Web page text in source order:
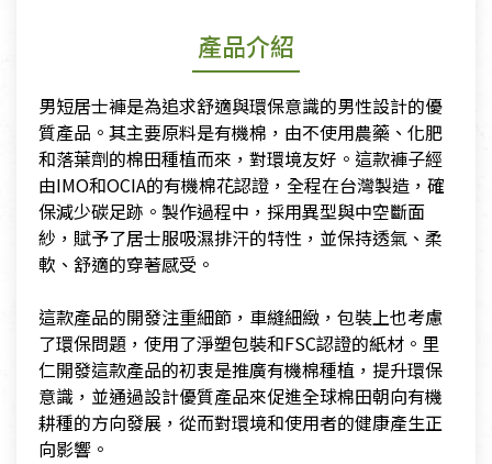
產品介紹
男短居士褲是為追求舒適與環保意識的男性設計的優
質產品。其主要原料是有機棉，由不使用農藥、化肥
和落葉劑的棉田種植而來，對環境友好。這款褲子經
由IMO和OCIA的有機棉花認證，全程在台灣製造，確
保減少碳足跡。製作過程中，採用異型與中空斷面
紗，賦予了居士服吸濕排汗的特性，並保持透氣、柔
軟、舒適的穿著感受。
​這款產品的開發注重細節，車縫細緻，包裝上也考慮
了環保問題，使用了淨塑包裝和FSC認證的紙材。里
仁開發這款產品的初衷是推廣有機棉種植，提升環保
意識，並通過設計優質產品來促進全球棉田朝向有機
耕種的方向發展，從而對環境和使用者的健康產生正
向影響。